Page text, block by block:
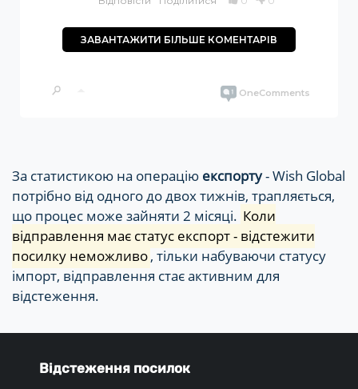
За статистикою на операцію експорту- Wish Global
потрібно від одного до двох тижнів, трапляється,
що процес може зайняти 2 місяці. Коли
відправлення має статус експорт - відстежити
посилку неможливо, тільки набуваючи статусу
імпорт, відправлення стає активним для
відстеження.
Відстеження посилок